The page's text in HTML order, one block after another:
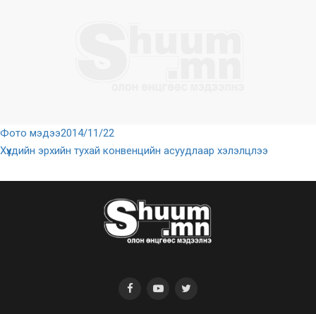
Фото мэдээ2014/11/22
Хүүхдийн эрхийн тухай конвенцийн асуудлаар хэлэлцлээ